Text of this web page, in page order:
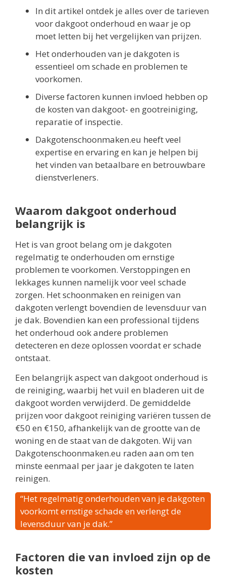
In dit artikel ontdek je alles over de tarieven
voor dakgoot onderhoud en waar je op
moet letten bij het vergelijken van prijzen.
Het onderhouden van je dakgoten is
essentieel om schade en problemen te
voorkomen.
Diverse factoren kunnen invloed hebben op
de kosten van dakgoot- en gootreiniging,
reparatie of inspectie.
Dakgotenschoonmaken.eu heeft veel
expertise en ervaring en kan je helpen bij
het vinden van betaalbare en betrouwbare
dienstverleners.
Waarom dakgoot onderhoud
belangrijk is
Het is van groot belang om je dakgoten
regelmatig te onderhouden om ernstige
problemen te voorkomen. Verstoppingen en
lekkages kunnen namelijk voor veel schade
zorgen. Het schoonmaken en reinigen van
dakgoten verlengt bovendien de levensduur van
je dak. Bovendien kan een professional tijdens
het onderhoud ook andere problemen
detecteren en deze oplossen voordat er schade
ontstaat.
Een belangrijk aspect van dakgoot onderhoud is
de reiniging, waarbij het vuil en bladeren uit de
dakgoot worden verwijderd. De gemiddelde
prijzen voor dakgoot reiniging variëren tussen de
€50 en €150, afhankelijk van de grootte van de
woning en de staat van de dakgoten. Wij van
Dakgotenschoonmaken.eu raden aan om ten
minste eenmaal per jaar je dakgoten te laten
reinigen.
“Het regelmatig onderhouden van je dakgoten
voorkomt ernstige schade en verlengt de
levensduur van je dak.”
Factoren die van invloed zijn op de
kosten